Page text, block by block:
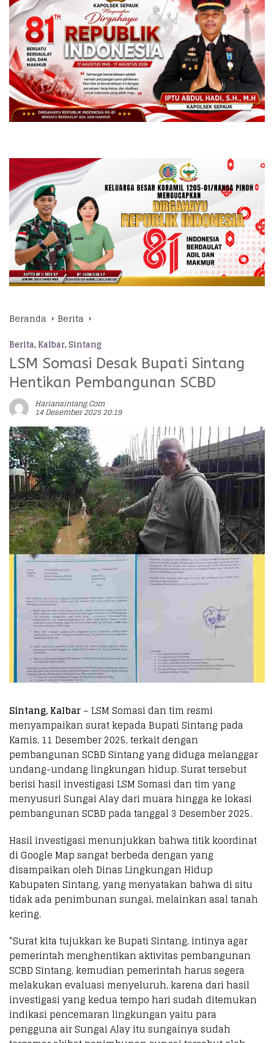
Beranda Berita
Berita, Kalbar,Sintang
LSM Somasi Desak Bupati Sintang
Hentikan Pembangunan SCBD
Hariansintang.com
14 Desember 2025 20:19
Sintang, Kalbar– LSM Somasi dan tim resmi
menyampaikan surat kepada Bupati Sintang pada
Kamis, 11 Desember 2025, terkait dengan
pembangunan SCBD Sintang yang diduga melanggar
undang-undang lingkungan hidup. Surat tersebut
berisi hasil investigasi LSM Somasi dan tim yang
menyusuri Sungai Alay dari muara hingga ke lokasi
pembangunan SCBD pada tanggal 3 Desember 2025.
Hasil investigasi menunjukkan bahwa titik koordinat
di Google Map sangat berbeda dengan yang
disampaikan oleh Dinas Lingkungan Hidup
Kabupaten Sintang, yang menyatakan bahwa di situ
tidak ada penimbunan sungai, melainkan asal tanah
kering.
“Surat kita tujukkan ke Bupati Sintang, intinya agar
pemerintah menghentikan aktivitas pembangunan
SCBD Sintang, kemudian pemerintah harus segera
melakukan evaluasi menyeluruh, karena dari hasil
investigasi yang kedua tempo hari sudah ditemukan
indikasi pencemaran lingkungan yaitu para
pengguna air Sungai Alay itu sungainya sudah